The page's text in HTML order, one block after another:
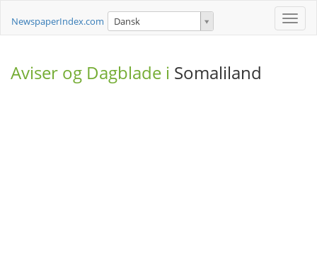
Toggle
NewspaperIndex.com Dansk
Aviser og Dagblade i Somaliland